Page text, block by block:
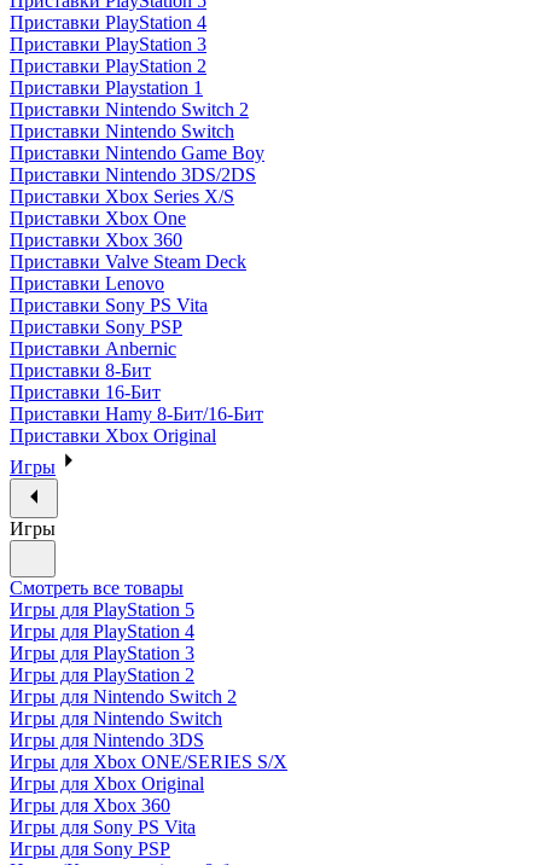
Приставки PlayStation 4
Приставки PlayStation 3
Приставки PlayStation 2
Приставки Playstation 1
Приставки Nintendo Switch 2
Приставки Nintendo Switch
Приставки Nintendo Game Boy
Приставки Nintendo 3DS/2DS
Приставки Xbox Series X/S
Приставки Xbox One
Приставки Xbox 360
Приставки Valve Steam Deck
Приставки Lenovo
Приставки Sony PS Vita
Приставки Sony PSP
Приставки Anbernic
Приставки 8-Бит
Приставки 16-Бит
Приставки Hamy 8-Бит/16-Бит
Приставки Xbox Original
Игры
Игры
Смотреть все товары
Игры для PlayStation 5
Игры для PlayStation 4
Игры для PlayStation 3
Игры для PlayStation 2
Игры для Nintendo Switch 2
Игры для Nintendo Switch
Игры для Nintendo 3DS
Игры для Xbox ONE/SERIES S/X
Игры для Xbox Original
Игры для Xbox 360
Игры для Sony PS Vita
Игры для Sony PSP